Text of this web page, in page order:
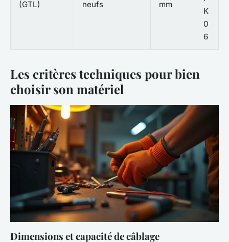
(GTL)
neufs
mm
K
0
6
Les critères techniques pour bien
choisir son matériel
Dimensions et capacité de câblage